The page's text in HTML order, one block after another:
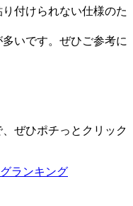
付けられない仕様のた
いです。ぜひご参考に
ぜひポチっとクリック